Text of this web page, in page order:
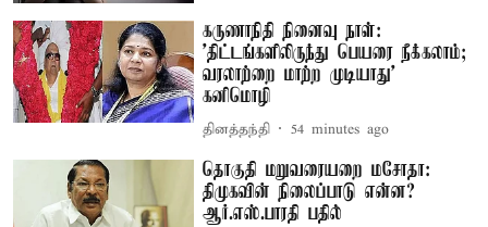
கருணாநிதி நினைவு நாள்:
'திட்டங்களிலிருந்து பெயரை நீக்கலாம்;
வரலாற்றை மாற்ற முடியாது' –
கனிமொழி
தினத்தந்தி 54 minutes ago
தொகுதி மறுவரையறை மசோதா:
திமுகவின் நிலைப்பாடு என்ன?
ஆர்.எஸ்.பாரதி பதில்